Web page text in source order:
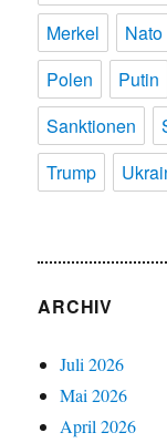
Merkel
Nato
Polen
Putin
Sanktionen
Trump
ARCHIV
Juli 2026
Mai 2026
April 2026